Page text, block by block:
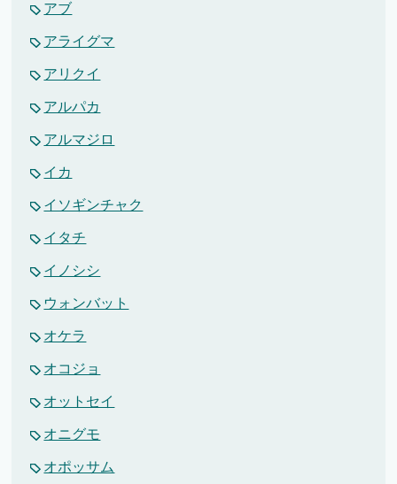
アブ
アライグマ
アリクイ
アルパカ
アルマジロ
イカ
イソギンチャク
イタチ
イノシシ
ウォンバット
オケラ
オコジョ
オットセイ
オニグモ
オポッサム